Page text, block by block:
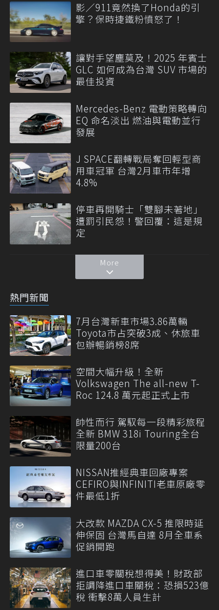
影／911竟然換了Honda的引
擎？保時捷鐵粉憤怒了！
讓對手望塵莫及！2025 年賓士
GLC 如何成為台灣 SUV 市場的
最佳投資
Mercedes-Benz 電動策略轉向
EQ 命名淡出 燃油與電動並行
發展
J SPACE翻轉戰局奪回輕型商
用車冠軍 台灣2月車市年增
4.8%
停車再開騎士「雙腳未著地」
遭罰引民怨！警回覆：這是規
定
More
熱門新聞
7月台灣新車市場3.86萬輛
Toyota市占突破3成、休旅車
包辦暢銷榜8席
空間大幅升級！全新
Volkswagen The all-new T-
Roc 124.8 萬元起正式上市
帥性而行 駕馭每一段精彩旅程
全新 BMW 318i Touring全台
限量200台
NISSAN推經典車回廠專案
CEFIRO與INFINITI老車原廠零
件最低1折
大改款 MAZDA CX-5 推限時延
伸保固 台灣馬自達 8月全車系
促銷開跑
進口車零關稅想得美！財政部
拒調降進口車關稅：恐損523億
稅 衝擊8萬人員生計